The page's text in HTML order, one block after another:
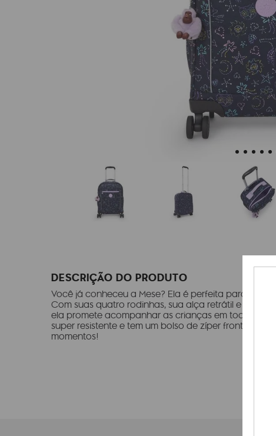
DESCRIÇÃO DO PRODUTO
Você já conheceu a Mese? Ela é perfeita para ser
Com suas quatro rodinhas, sua alça retrátil e seu
ela promete acompanhar as crianças em todas as
super resistente e tem um bolso de zíper frontal.
momentos!